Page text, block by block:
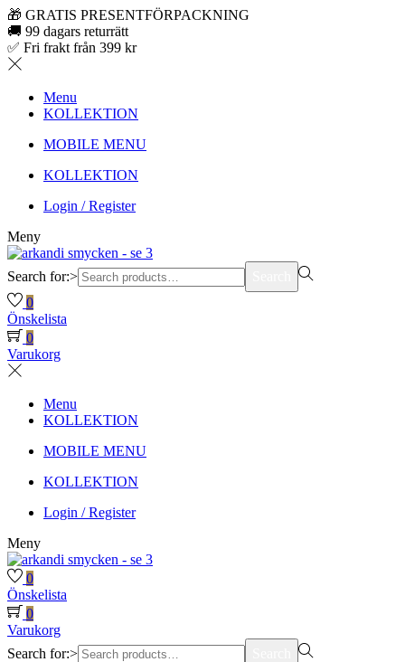
🎁 GRATIS PRESENTFÖRPACKNING
🚚 99 dagars returrätt
✅ Fri frakt från 399 kr
Menu
KOLLEKTION
MOBILE MENU
KOLLEKTION
Login / Register
Meny
Search for:>
0
Önskelista
0
Varukorg
Menu
KOLLEKTION
MOBILE MENU
KOLLEKTION
Login / Register
Meny
0
Önskelista
0
Varukorg
Search for:>